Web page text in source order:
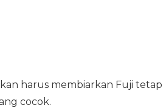
harus membiarkan Fuji tetap
cocok.